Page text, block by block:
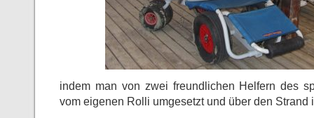
indem man von zwei freundlichen Helfern des
vom eigenen Rolli umgesetzt und über den Strand